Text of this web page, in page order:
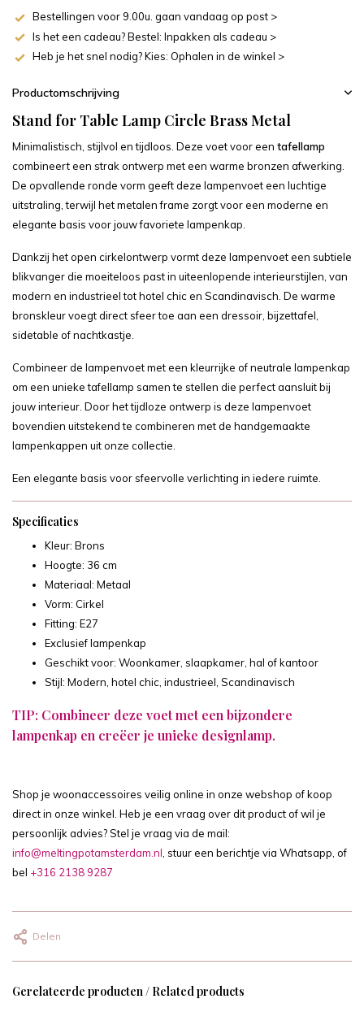
Bestellingen voor 9.00u. gaan vandaag op post >
Is het een cadeau? Bestel: Inpakken als cadeau >
Heb je het snel nodig? Kies: Ophalen in de winkel >
Productomschrijving
Stand for Table Lamp Circle Brass Metal
Minimalistisch, stijlvol en tijdloos. Deze voet voor een tafellamp
combineert een strak ontwerp met een warme bronzen afwerking.
De opvallende ronde vorm geeft deze lampenvoet een luchtige
uitstraling, terwijl het metalen frame zorgt voor een moderne en
elegante basis voor jouw favoriete lampenkap.
Dankzij het open cirkelontwerp vormt deze lampenvoet een subtiele
blikvanger die moeiteloos past in uiteenlopende interieurstijlen, van
modern en industrieel tot hotel chic en Scandinavisch. De warme
bronskleur voegt direct sfeer toe aan een dressoir, bijzettafel,
sidetable of nachtkastje.
Combineer de lampenvoet met een kleurrijke of neutrale lampenkap
om een unieke tafellamp samen te stellen die perfect aansluit bij
jouw interieur. Door het tijdloze ontwerp is deze lampenvoet
bovendien uitstekend te combineren met de handgemaakte
lampenkappen uit onze collectie.
Een elegante basis voor sfeervolle verlichting in iedere ruimte.
Specificaties
Kleur: Brons
Hoogte: 36 cm
Materiaal: Metaal
Vorm: Cirkel
Fitting: E27
Exclusief lampenkap
Geschikt voor: Woonkamer, slaapkamer, hal of kantoor
Stijl: Modern, hotel chic, industrieel, Scandinavisch
TIP: Combineer deze voet met eenbijzondere
lampenkap en creëer je unieke designlamp.
Shop je woonaccessoires veilig online in onze webshop of koop
direct in onze winkel. Heb je een vraag over dit product of wil je
persoonlijk advies? Stel je vraag via de mail:
info@meltingpotamsterdam.nl, stuur een berichtje via Whatsapp, of
bel +316 2138 9287
Delen
Gerelateerde producten / Related products